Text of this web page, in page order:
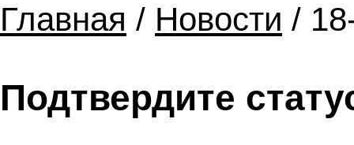
Главная / Новости /
Подтвердите